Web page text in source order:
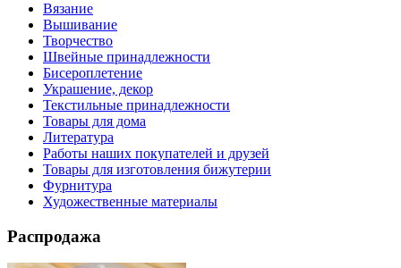
Вязание
Вышивание
Творчество
Швейные принадлежности
Бисероплетение
Украшение, декор
Текстильные принадлежности
Товары для дома
Литература
Работы наших покупателей и друзей
Товары для изготовления бижутерии
Фурнитура
Художественные материалы
Распродажа